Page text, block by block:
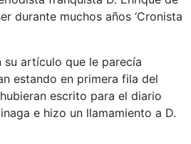
durante muchos años ‘Cronista
su artículo que le parecía
estando en primera fila del
escrito para el diario
e hizo un llamamiento a D.